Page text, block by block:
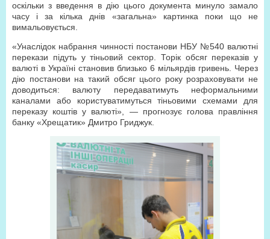
оскільки з введення в дію цього документа минуло замало
часу і за кілька днів «загальна» картинка поки що не
вимальовується.
«Унаслідок набрання чинності постанови НБУ №540 валютні
перекази підуть у тіньовий сектор. Торік обсяг переказів у
валюті в Україні становив близько 6 мільярдів гривень. Через
дію постанови на такий обсяг цього року розраховувати не
доводиться: валюту передаватимуть неформальними
каналами або користуватимуться тіньовими схемами для
переказу коштів у валюті», — прогнозує голова правління
банку «Хрещатик» Дмитро Гриджук.